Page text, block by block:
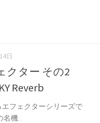
日
クター その2
Reverb
フェクターシリーズで
機...